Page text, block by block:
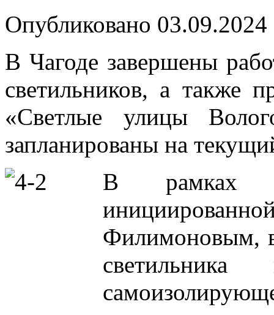
Опубликовано
В Чагоде завершены
светильников, а также
«Светлые улицы
запланированы на
В рамках
Филимоновым,